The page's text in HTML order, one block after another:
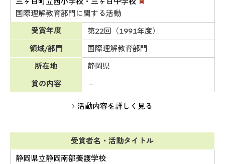
国際理解教育部門に関する活動
受賞年度
第22回（1991年度）
領域/部門
国際理解教育部門
所在地
静岡県
賞の内容
－
活動内容を詳しく見る
受賞者名・活動タイトル
静岡県立静岡南部養護学校